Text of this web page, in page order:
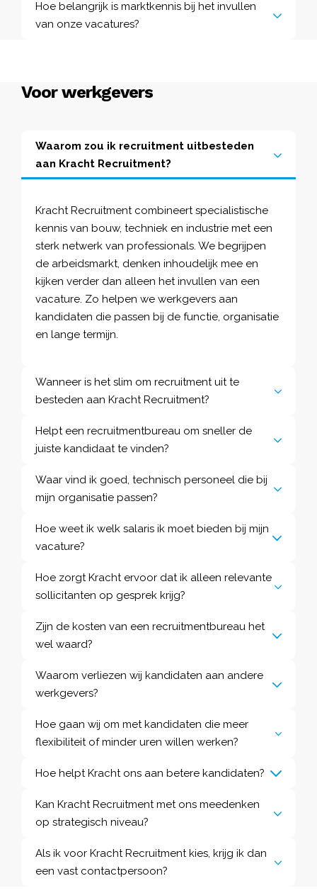
Hoe belangrijk is marktkennis bij het invullen
van onze vacatures?
Voor werkgevers
Waarom zou ik recruitment uitbesteden
aan Kracht Recruitment?
Kracht Recruitment combineert specialistische
kennis van bouw, techniek en industrie met een
sterk netwerk van professionals. We begrijpen
de arbeidsmarkt, denken inhoudelijk mee en
kijken verder dan alleen het invullen van een
vacature. Zo helpen we werkgevers aan
kandidaten die passen bij de functie, organisatie
en lange termijn.
Wanneer is het slim om recruitment uit te
besteden aan Kracht Recruitment?
Helpt een recruitmentbureau om sneller de
juiste kandidaat te vinden?
Waar vind ik goed, technisch personeel die bij
mijn organisatie passen?
Hoe weet ik welk salaris ik moet bieden bij mijn
vacature?
Hoe zorgt Kracht ervoor dat ik alleen relevante
sollicitanten op gesprek krijg?
Zijn de kosten van een recruitmentbureau het
wel waard?
Waarom verliezen wij kandidaten aan andere
werkgevers?
Hoe gaan wij om met kandidaten die meer
flexibiliteit of minder uren willen werken?
Hoe helpt Kracht ons aan betere kandidaten?
Kan Kracht Recruitment met ons meedenken
op strategisch niveau?
Als ik voor Kracht Recruitment kies, krijg ik dan
een vast contactpersoon?